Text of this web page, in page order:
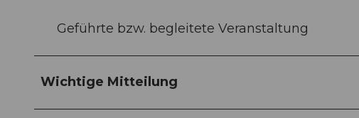
Geführte bzw. begleitete Veranstaltung
Wichtige Mitteilung